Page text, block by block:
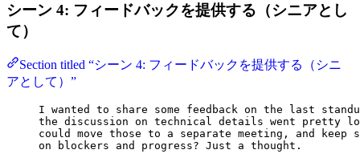
シーン 4: フィードバックを提供する（シニアとし
て）
Section titled “シーン 4: フィードバックを提供する（シニ
アとして）”
I wanted to share some feedback on the last
the discussion on technical details went pretty
could move those to a separate meeting, and keep
on blockers and progress? Just a thought.